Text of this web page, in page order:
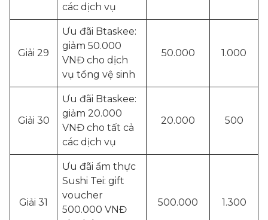
các dịch vụ
Giải 29
Ưu đãi Btaskee:
giảm 50.000
VNĐ cho dịch
vụ tổng vệ sinh
50.000 1.000
Giải 30
Ưu đãi Btaskee:
giảm 20.000
VNĐ cho tất cả
các dịch vụ
20.000 500
Giải 31
Ưu đãi ẩm thực
Sushi Tei: gift
voucher
500.000 VNĐ
500.000 1.300